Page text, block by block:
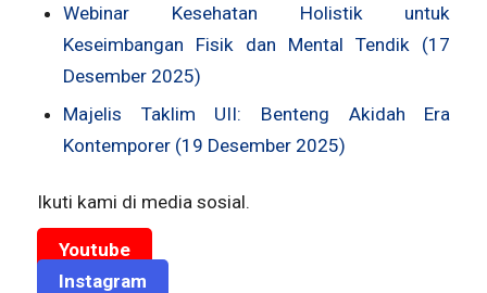
Webinar Kesehatan Holistik untuk
Keseimbangan Fisik dan Mental Tendik (17
Desember 2025)
Majelis Taklim UII: Benteng Akidah Era
Kontemporer (19 Desember 2025)
Ikuti kami di media sosial.
Youtube
Instagram